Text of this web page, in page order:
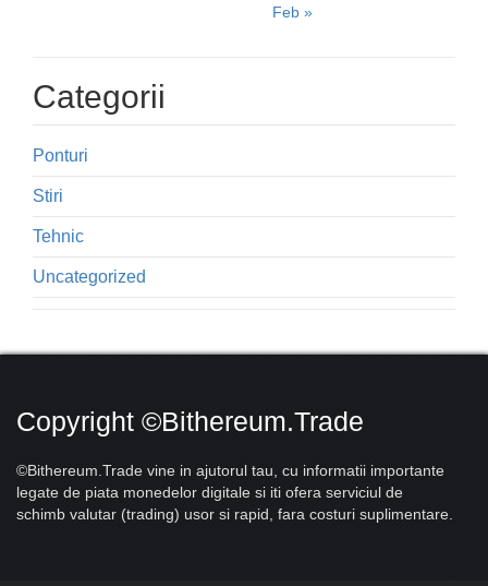
Feb »
Categorii
Ponturi
Stiri
Tehnic
Uncategorized
Copyright ©Bithereum.Trade
©Bithereum.Trade vine in ajutorul tau, cu informatii importante
legate de piata monedelor digitale si iti ofera serviciul de
schimb valutar (trading) usor si rapid, fara costuri suplimentare.